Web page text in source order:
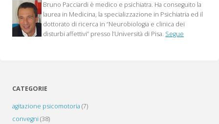
del
paziente
Bruno Pacciardi è medico e psichiatra. Ha conseguito la
laurea in Medicina, la specializzazione in Psichiatria ed il
dottorato di ricerca in “Neurobiologia e clinica dei
disturbi affettivi” presso l’Università di Pisa. Segue
CATEGORIE
agitazione psicomotoria (7)
convegni (38)